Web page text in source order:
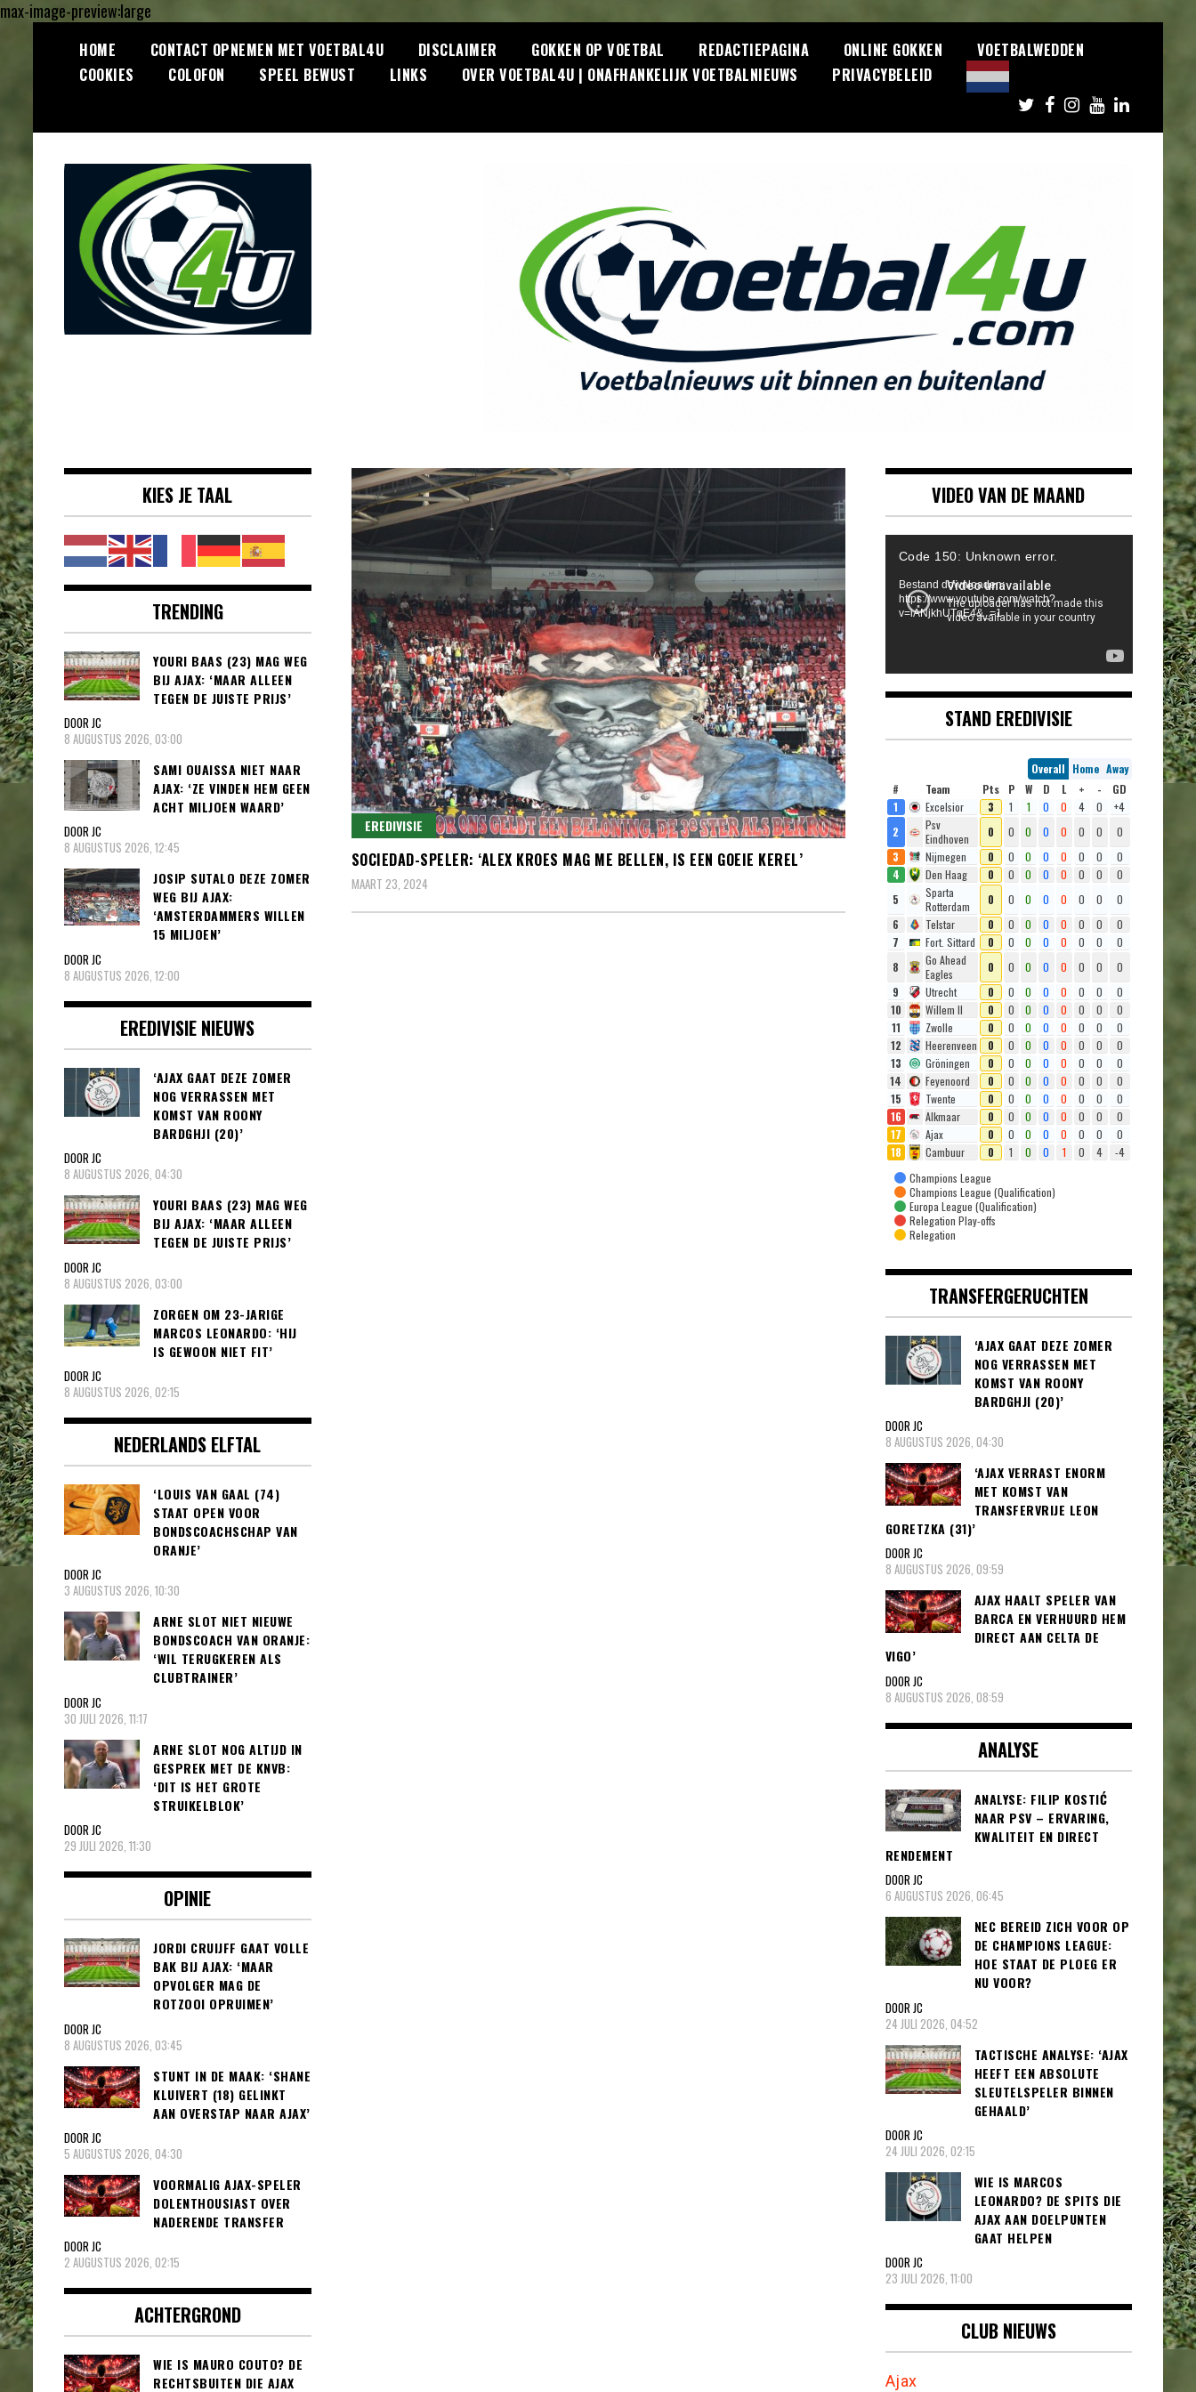
max-image-preview:large
HOME CONTACT OPNEMEN MET VOETBAL4U DISCLAIMER GOKKEN OP VOETBAL REDACTIEPAGINA ONLINE GOKKEN
VOETBALWEDDEN
COOKIES
COLOFON SPEEL BEWUST LINKS OVER VOETBAL4U | ONAFHANKELIJK VOETBALNIEUWS PRIVACYBELEID
Eredivisie &
Internationaal
voetbal |
EREDIVISIE
SOCIEDAD-SPELER: ‘ALEX KROES MAG ME BELLEN, IS EEN GOEIE KEREL’
MAART 23, 2024
KIES JE TAAL
TRENDING
YOURI BAAS (23) MAG WEG
BIJ AJAX: ‘MAAR ALLEEN
TEGEN DE JUISTE PRIJS’
DOOR JC
8 AUGUSTUS 2026, 03:00
SAMI OUAISSA NIET NAAR
AJAX: ‘ZE VINDEN HEM GEEN
ACHT MILJOEN WAARD’
DOOR JC
8 AUGUSTUS 2026, 12:45
JOSIP SUTALO DEZE ZOMER
WEG BIJ AJAX:
‘AMSTERDAMMERS WILLEN
15 MILJOEN’
DOOR JC
8 AUGUSTUS 2026, 12:00
EREDIVISIE NIEUWS
‘AJAX GAAT DEZE ZOMER
NOG VERRASSEN MET
KOMST VAN ROONY
BARDGHJI (20)’
DOOR JC
8 AUGUSTUS 2026, 04:30
YOURI BAAS (23) MAG WEG
BIJ AJAX: ‘MAAR ALLEEN
TEGEN DE JUISTE PRIJS’
DOOR JC
8 AUGUSTUS 2026, 03:00
ZORGEN OM 23-JARIGE
MARCOS LEONARDO: ‘HIJ
IS GEWOON NIET FIT’
DOOR JC
8 AUGUSTUS 2026, 02:15
NEDERLANDS ELFTAL
‘LOUIS VAN GAAL (74)
STAAT OPEN VOOR
BONDSCOACHSCHAP VAN
ORANJE’
DOOR JC
3 AUGUSTUS 2026, 10:30
ARNE SLOT NIET NIEUWE
BONDSCOACH VAN ORANJE:
‘WIL TERUGKEREN ALS
CLUBTRAINER’
DOOR JC
30 JULI 2026, 11:17
ARNE SLOT NOG ALTIJD IN
GESPREK MET DE KNVB:
‘DIT IS HET GROTE
STRUIKELBLOK’
DOOR JC
29 JULI 2026, 11:30
OPINIE
JORDI CRUIJFF GAAT VOLLE
BAK BIJ AJAX: ‘MAAR
OPVOLGER MAG DE
ROTZOOI OPRUIMEN’
DOOR JC
8 AUGUSTUS 2026, 03:45
STUNT IN DE MAAK: ‘SHANE
KLUIVERT (18) GELINKT
AAN OVERSTAP NAAR AJAX’
DOOR JC
5 AUGUSTUS 2026, 04:30
VOORMALIG AJAX-SPELER
DOLENTHOUSIAST OVER
NADERENDE TRANSFER
DOOR JC
2 AUGUSTUS 2026, 02:15
ACHTERGROND
WIE IS MAURO COUTO? DE
RECHTSBUITEN DIE AJAX
VIDEO VAN DE MAAND
Code 150: Unknown error.
Bestand downloaden:
https://www.youtube.com/watch?
v=iANjkhUTqE4&_=1
STAND EREDIVISIE
Overall Home Away
#
Team Pts P W D L + -
GD
1
Excelsior 3 1 1 0 0 4 0
+4
2
Psv
Eindhoven
0 0 0 0 0 0 0
0
3
Nijmegen 0 0 0 0 0 0 0
0
4
Den Haag 0 0 0 0 0 0 0
0
5
Sparta
Rotterdam
0 0 0 0 0 0 0
0
6
Telstar 0 0 0 0 0 0 0
0
7
Fort. Sittard 0 0 0 0 0 0 0
0
8
Go Ahead
Eagles
0 0 0 0 0 0 0
0
9
Utrecht 0 0 0 0 0 0 0
0
10
Willem II 0 0 0 0 0 0 0
0
11
Zwolle 0 0 0 0 0 0 0
0
12
Heerenveen 0 0 0 0 0 0 0
0
13
Gröningen 0 0 0 0 0 0 0
0
14
Feyenoord 0 0 0 0 0 0 0
0
15
Twente 0 0 0 0 0 0 0
0
16
Alkmaar 0 0 0 0 0 0 0
0
17
Ajax 0 0 0 0 0 0 0
0
18
Cambuur 0 1 0 0 1 0 4
-4
Champions League
Champions League (Qualification)
Europa League (Qualification)
Relegation Play-offs
Relegation
TRANSFERGERUCHTEN
‘AJAX GAAT DEZE ZOMER
NOG VERRASSEN MET
KOMST VAN ROONY
BARDGHJI (20)’
DOOR JC
8 AUGUSTUS 2026, 04:30
‘AJAX VERRAST ENORM
MET KOMST VAN
TRANSFERVRIJE LEON
GORETZKA (31)’
DOOR JC
8 AUGUSTUS 2026, 09:59
AJAX HAALT SPELER VAN
BARCA EN VERHUURD HEM
DIRECT AAN CELTA DE
VIGO’
DOOR JC
8 AUGUSTUS 2026, 08:59
ANALYSE
ANALYSE: FILIP KOSTIĆ
NAAR PSV – ERVARING,
KWALITEIT EN DIRECT
RENDEMENT
DOOR JC
6 AUGUSTUS 2026, 06:45
NEC BEREID ZICH VOOR OP
DE CHAMPIONS LEAGUE:
HOE STAAT DE PLOEG ER
NU VOOR?
DOOR JC
24 JULI 2026, 04:52
TACTISCHE ANALYSE: ‘AJAX
HEEFT EEN ABSOLUTE
SLEUTELSPELER BINNEN
GEHAALD’
DOOR JC
24 JULI 2026, 02:15
WIE IS MARCOS
LEONARDO? DE SPITS DIE
AJAX AAN DOELPUNTEN
GAAT HELPEN
DOOR JC
23 JULI 2026, 11:00
CLUB NIEUWS
Ajax